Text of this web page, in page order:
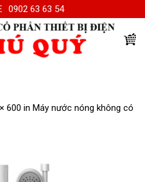
0902 63 63 54
600 in Máy nước nóng không có